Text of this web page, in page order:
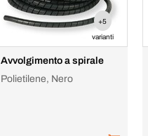
+5
varianti
Avvolgimento a spirale
Polietilene, Nero